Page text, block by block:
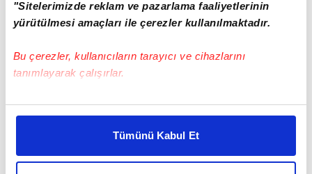
"Sitelerimizde reklam ve pazarlama faaliyetlerinin
yürütülmesi amaçları ile çerezler kullanılmaktadır.
Bu çerezler, kullanıcıların tarayıcı ve cihazlarını
tanımlayarak çalışırlar.
Bu çerezlere izin vermeniz halinde sizlere özel
daha iyi reklam deneyimi yaşatabiliriz. Bunu yaparken
amacımızın size daha iyi bir reklam deneyimi sunmak
Tümünü Kabul Et
İspanya'dan rakipler var.